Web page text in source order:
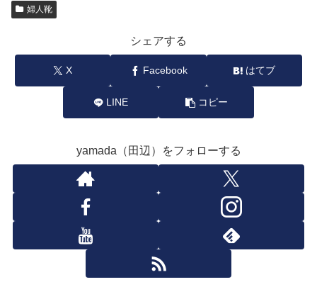
婦人靴
シェアする
X Facebook はてブ
LINE コピー
yamada（田辺）をフォローする